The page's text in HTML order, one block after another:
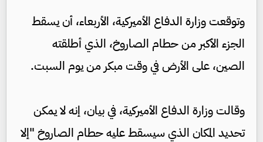
وتوقعت وزارة الدفاع الأميركية، الأربعاء، أن يسقط
الجزء الأكبر من حطام الصاروخ، الذي أطلقته
الصين، على الأرض في وقت مبكر من يوم السبت.
وقالت وزارة الدفاع الأميركية، في بيان، إنه لا يمكن
تحديد المكان الذي سيسقط عليه حطام الصاروخ "إلا